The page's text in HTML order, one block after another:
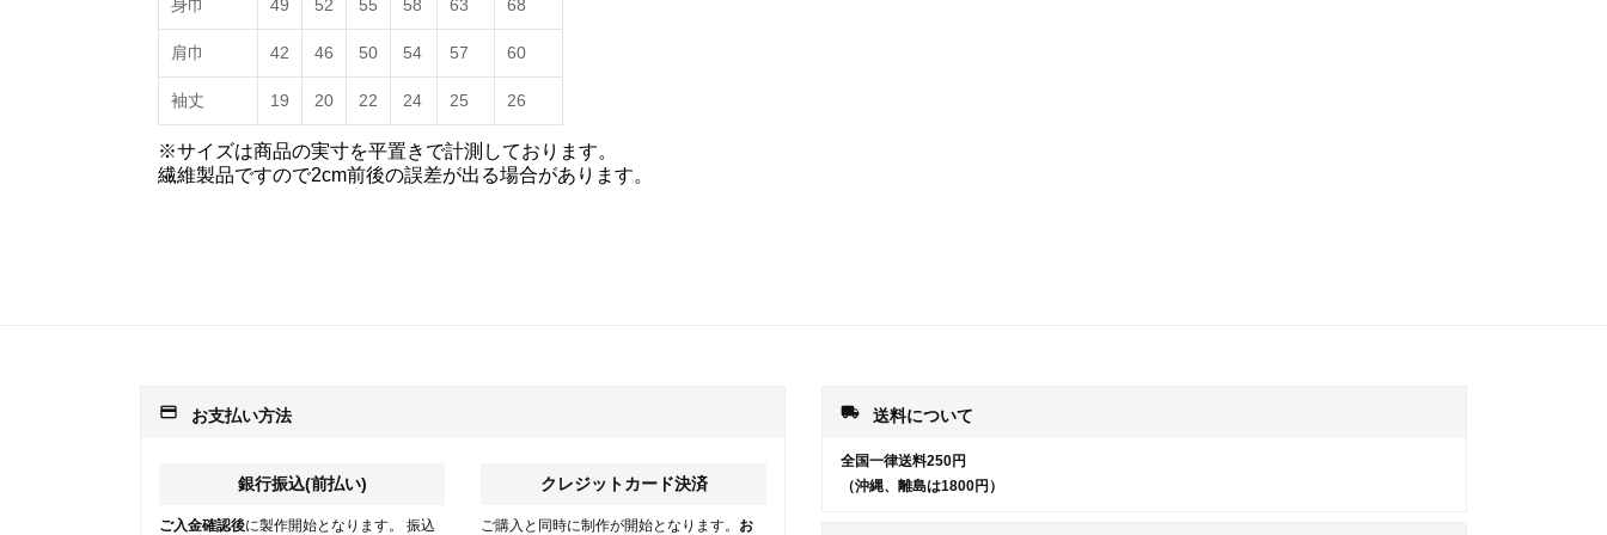
身巾 49 52 55 58 63 68
肩巾 42 46 50 54 57 60
袖丈 19 20 22 24 25 26
※サイズは商品の実寸を平置きで計測しております。
繊維製品ですので2cm前後の誤差が出る場合があります。
payment お支払い方法
銀行振込(前払い)
ご入金確認後に製作開始となります。 振込
クレジットカード決済
ご購入と同時に制作が開始となります。 お
local_shipping 送料について
全国一律送料250円
（沖縄、離島は1800円）